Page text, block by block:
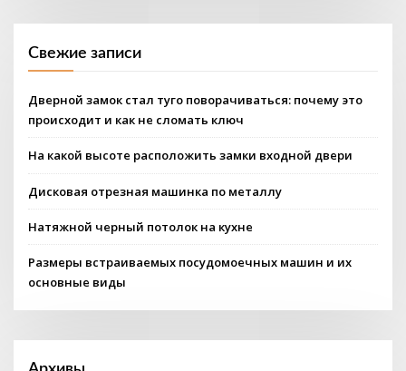
Свежие записи
Дверной замок стал туго поворачиваться: почему это
происходит и как не сломать ключ
На какой высоте расположить замки входной двери
Дисковая отрезная машинка по металлу
Натяжной черный потолок на кухне
Размеры встраиваемых посудомоечных машин и их
основные виды